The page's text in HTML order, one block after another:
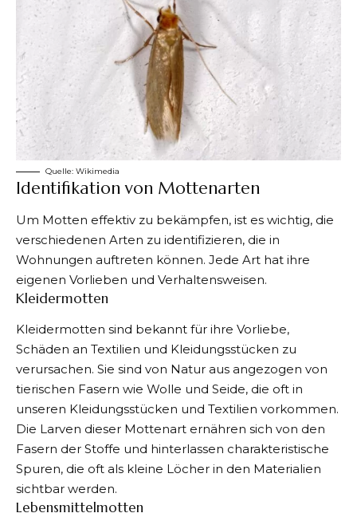
Quelle: Wikimedia
Identifikation von Mottenarten
Um Motten effektiv zu bekämpfen, ist es wichtig, die
verschiedenen Arten zu identifizieren, die in
Wohnungen auftreten können. Jede Art hat ihre
eigenen Vorlieben und Verhaltensweisen.
Kleidermotten
Kleidermotten sind bekannt für ihre Vorliebe,
Schäden an Textilien und Kleidungsstücken zu
verursachen. Sie sind von Natur aus angezogen von
tierischen Fasern wie Wolle und Seide, die oft in
unseren Kleidungsstücken und Textilien vorkommen.
Die Larven dieser Mottenart ernähren sich von den
Fasern der Stoffe und hinterlassen charakteristische
Spuren, die oft als kleine Löcher in den Materialien
sichtbar werden.
Lebensmittelmotten